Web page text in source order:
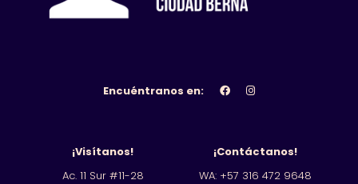
Encuéntranos en:
¡Visítanos!
Ac. 11 Sur #11-28
¡Contáctanos!
WA: +57 316 472 9648